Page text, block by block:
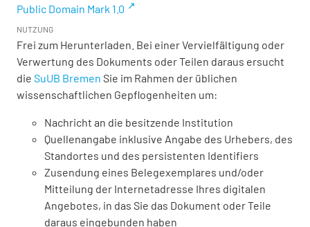
Public Domain Mark 1.0
NUTZUNG
Frei zum Herunterladen. Bei einer Vervielfältigung oder
Verwertung des Dokuments oder Teilen daraus ersucht
die SuUB Bremen Sie im Rahmen der üblichen
wissenschaftlichen Gepflogenheiten um:
Nachricht an die besitzende Institution
Quellenangabe inklusive Angabe des Urhebers, des
Standortes und des persistenten Identifiers
Zusendung eines Belegexemplares und/oder
Mitteilung der Internetadresse Ihres digitalen
Angebotes, in das Sie das Dokument oder Teile
daraus eingebunden haben